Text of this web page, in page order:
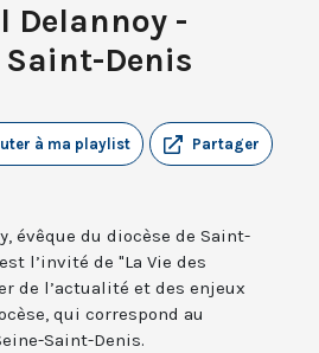
Delannoy -
Saint-Denis
Partager
à ma playlist
évêque du diocèse de Saint-
l’invité de "La Vie des
de l’actualité et des enjeux
qui correspond au
Saint-Denis.